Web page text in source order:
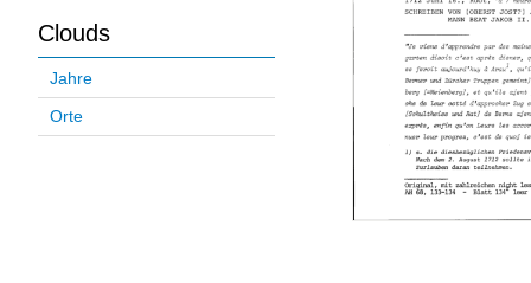
Clouds
Jahre
Orte